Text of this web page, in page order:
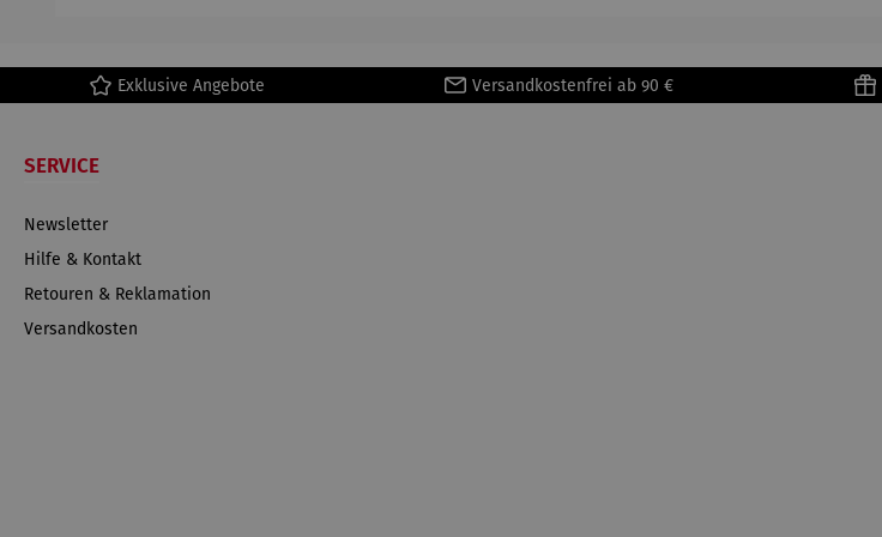
Exklusive Angebote Versandkostenfrei ab 90 €
SERVICE
Newsletter
Hilfe & Kontakt
Retouren & Reklamation
Versandkosten